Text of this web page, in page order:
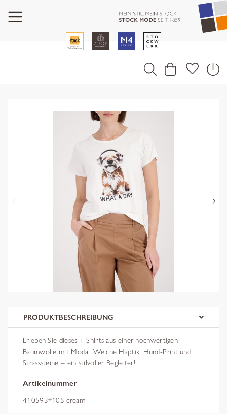
PRODUKTBESCHREIBUNG
Erleben Sie dieses T-Shirts aus einer hochwertigen
Baumwolle mit Modal. Weiche Haptik, Hund-Print und
Strasssteine – ein stilvoller Begleiter!
Artikelnummer
410593*105 cream